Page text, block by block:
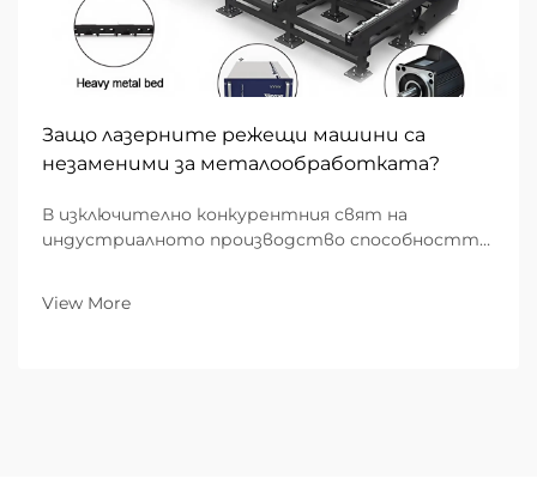
Защо лазерните режещи машини са
незаменими за металообработката?
В изключително конкурентния свят на
индустриалното производство способността
Докато глобалните индустрии се насочват към
View More